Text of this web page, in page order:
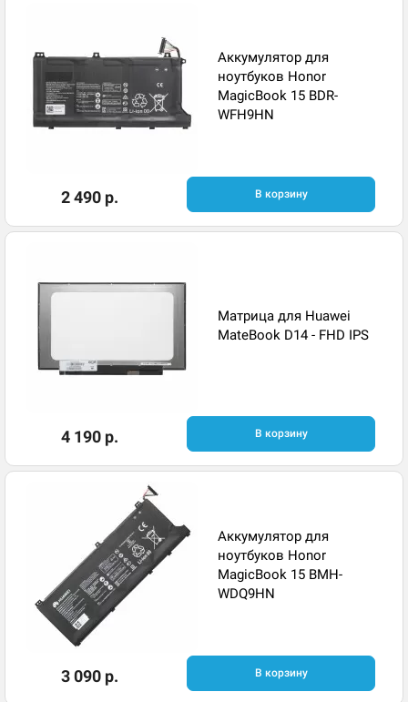
Аккумулятор для
ноутбуков Honor
MagicBook 15 BDR-
WFH9HN
2 490 р. В корзину
Матрица для Huawei
MateBook D14 - FHD IPS
4 190 р. В корзину
Аккумулятор для
ноутбуков Honor
MagicBook 15 BMH-
WDQ9HN
3 090 р. В корзину